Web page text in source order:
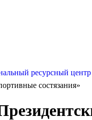
ресурсный центр
состязания»